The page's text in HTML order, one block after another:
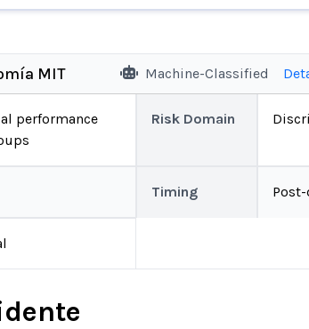
MIT Machine-Classified
performance
Risk Domain
Timing